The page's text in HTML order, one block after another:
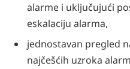
alarme i uključujući
eskalaciju alarma,
jednostavan pregled
najčešćih uzroka